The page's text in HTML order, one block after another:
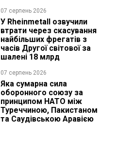
07 серпень 2026
У Rheinmetall озвучили
втрати через скасування
найбільших фрегатів з
часів Другої світової за
шалені 18 млрд
07 серпень 2026
Яка сумарна сила
оборонного союзу за
принципом НАТО між
Туреччиною, Пакистаном
та Саудівською Аравією